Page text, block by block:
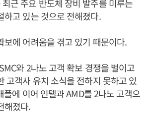
근 주요 반도체 장비 발주를 미루는
하고 있는 것으로 전해졌다.
보에 어려움을 겪고 있기 때문이다.
와 2나노 고객 확보 경쟁을 벌이고
고객사 유치 소식을 전하지 못하고 있
플에 이어 인텔과 AMD를 2나노 고객으
해졌다.